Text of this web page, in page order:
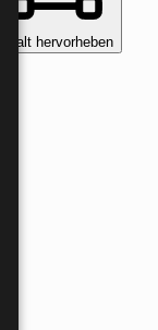
Inhalt hervorheben